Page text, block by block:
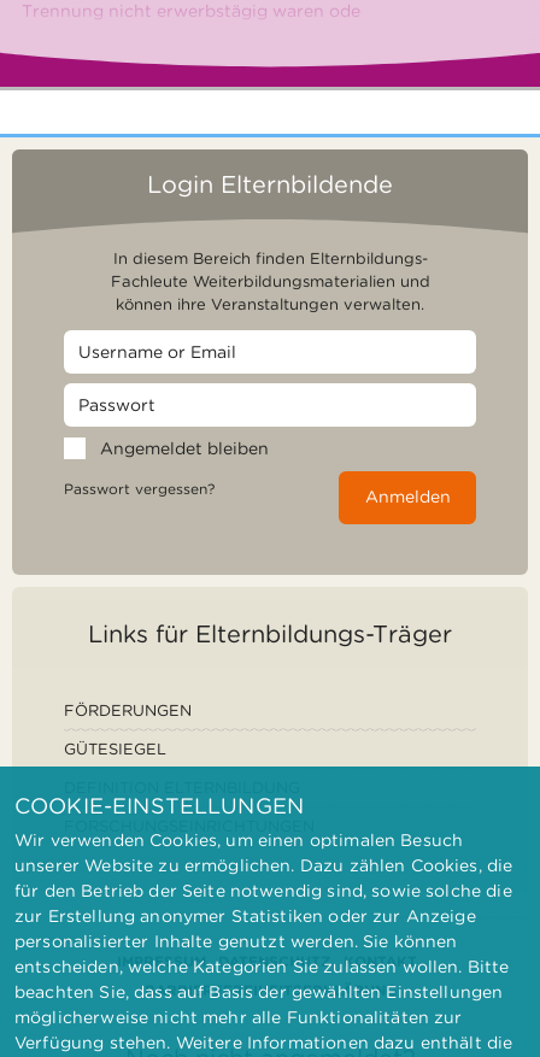
Trennung nicht erwerbstägig waren ode
Login Elternbildende
In diesem Bereich finden Elternbildungs-
Fachleute Weiterbildungsmaterialien und
können ihre Veranstaltungen verwalten.
Angemeldet bleiben
Passwort vergessen? Anmelden
Links für Elternbildungs-Träger
FÖRDERUNGEN
GÜTESIEGEL
IMPRESSUM DATENSCHUTZ
KONTAKT
BARRIEREFREIHEITSERKLÄRUNG
COOKIE-EINSTELLUNGEN
Wir verwenden Cookies, um einen optimalen Besuch
unserer Website zu ermöglichen. Dazu zählen Cookies, die
für den Betrieb der Seite notwendig sind, sowie solche die
zur Erstellung anonymer Statistiken oder zur Anzeige
personalisierter Inhalte genutzt werden. Sie können
entscheiden, welche Kategorien Sie zulassen wollen. Bitte
beachten Sie, dass auf Basis der gewählten Einstellungen
möglicherweise nicht mehr alle Funktionalitäten zur
Verfügung stehen. Weitere Informationen dazu enthält die